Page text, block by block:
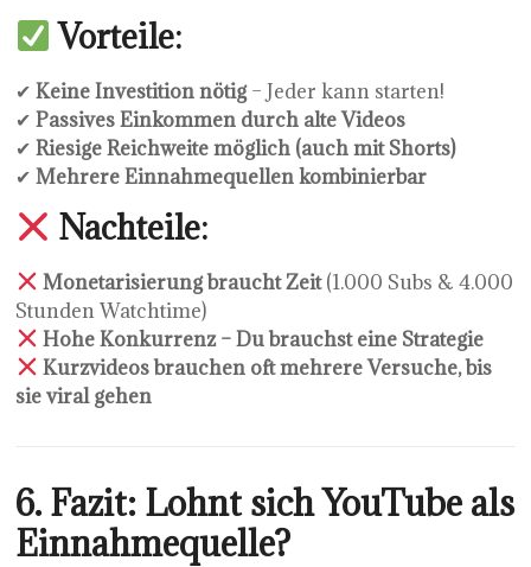
Vorteile:
✔Keine Investition nötig– Jeder kann starten!
✔Passives Einkommen durch alte Videos
✔Riesige Reichweite möglich (auch mit Shorts)
✔Mehrere Einnahmequellen kombinierbar
Nachteile:
Monetarisierung braucht Zeit(1.000 Subs & 4.000
Stunden Watchtime)
Hohe Konkurrenz – Du brauchst eine Strategie
Kurzvideos brauchen oft mehrere Versuche, bis
sie viral gehen
6. Fazit: Lohnt sich YouTube als
Einnahmequelle?